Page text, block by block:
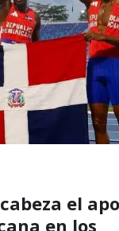
el
en los